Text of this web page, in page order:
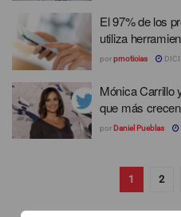
El 97% de los
utiliza
porprnoticias
Mónica Carrillo
que más
por Daniel Pueblas
1 2